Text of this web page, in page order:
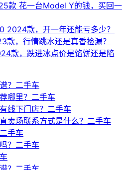
款 花一台Model Y的钱，买回一
2024款，开一年还能亏多少？
款，行情跳水还是真香捡漏？
款，跌进冰点价是馅饼还是陷
？二手车
哪里？二手车
线下门店？二手车
卖场联系方式是什么？二手车
手车
？二手车